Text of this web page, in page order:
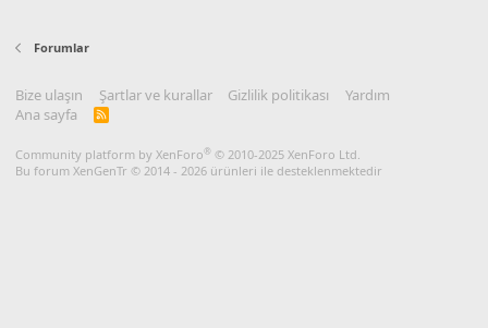
Forumlar
Bize ulaşın Şartlar ve kurallar Gizlilik politikası
Yardım
Ana sayfa
R
Community platform by XenForo® © 2010-2025 XenForo Ltd.
Bu forum XenGenTr © 2014 - 2026 ürünleri ile desteklenmektedir